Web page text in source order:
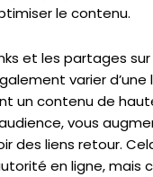
le contenu.
et les partages
varier d’une
un contenu de
vous
des liens retour.
en ligne, mais